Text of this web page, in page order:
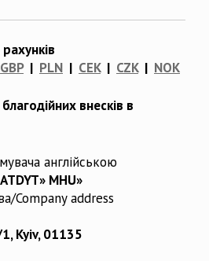
GBP| PLN | CEK| CZK| NOK
внесків в
англійською
MHU»
Company address
Kyiv, 01135